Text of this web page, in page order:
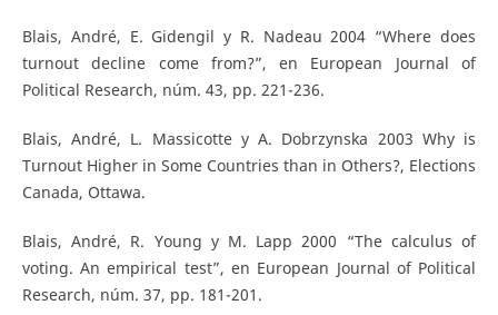
Blais, André, E. Gidengil y R. Nadeau 2004 “Where does
turnout decline come from?”, en European Journal of
Political Research, núm. 43, pp. 221-236.
Blais, André, L. Massicotte y A. Dobrzynska 2003 Why is
Turnout Higher in Some Countries than in Others?, Elections
Canada, Ottawa.
Blais, André, R. Young y M. Lapp 2000 “The calculus of
voting. An empirical test”, en European Journal of Political
Research, núm. 37, pp. 181-201.